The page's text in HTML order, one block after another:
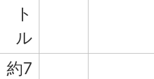
ト
ル
約7